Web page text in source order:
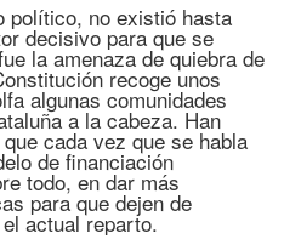
político, no existió hasta
decisivo para que se
la amenaza de quiebra de
recoge unos
algunas comunidades
a la cabeza. Han
cada vez que se habla
de financiación
todo, en dar más
para que dejen de
actual reparto.